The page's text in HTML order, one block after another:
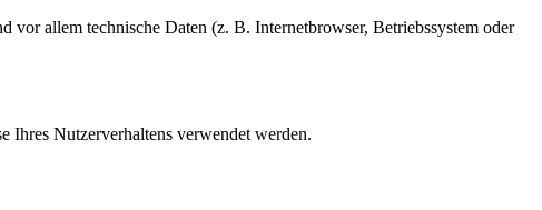
vor allem technische Daten (z. B. Internetbrowser, Betriebssystem oder
Ihres Nutzerverhaltens verwendet werden.